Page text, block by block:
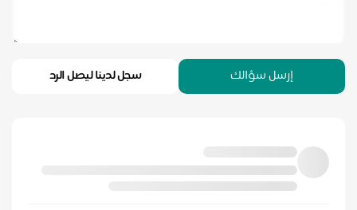
إرسل سؤالك سجل لدينا ليصل الرد